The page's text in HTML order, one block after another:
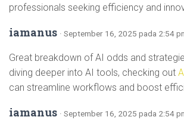
professionals seeking efficiency and
iamanus · September 16, 2025 pada 2:54
Great breakdown of AI odds and
diving deeper into AI tools, checking out
can streamline workflows and boost
iamanus · September 16, 2025 pada 2:54